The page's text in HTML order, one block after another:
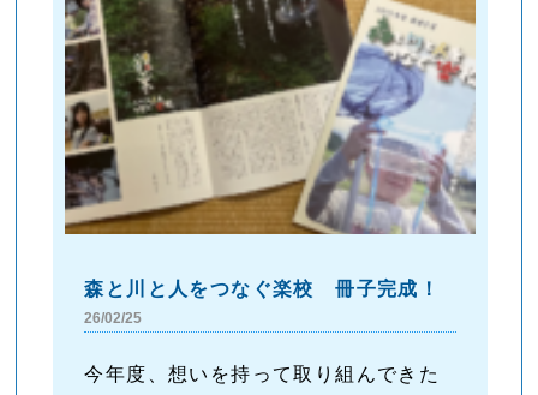
森と川と人をつなぐ楽校 冊子完成！
26/02/25
今年度、想いを持って取り組んできた